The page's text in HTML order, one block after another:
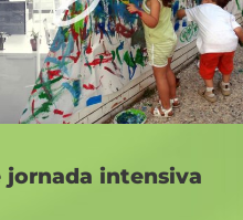
jornada intensiva